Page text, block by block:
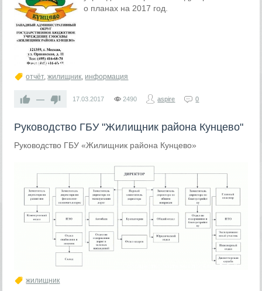
о планах на 2017 год.
отчёт,жилищник, информация
— 17.03.2017 2490 aspire 0
Руководство ГБУ "Жилищник района Кунцево"
Руководство ГБУ «Жилищник района Кунцево»
жилищник